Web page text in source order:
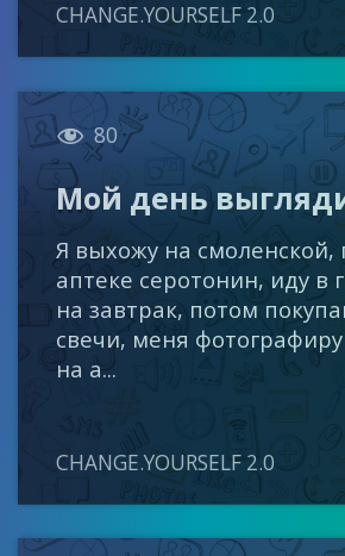
CHANGE.YOURSELF 2.0
 80
Мой день
Я выхожу на смоленской,
аптеке серотонин, иду в
на завтрак, потом
свечи, меня
на а...
CHANGE.YOURSELF 2.0